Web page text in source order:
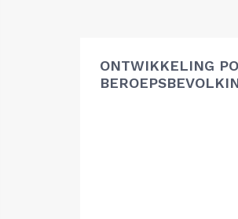
ONTWIKKELING